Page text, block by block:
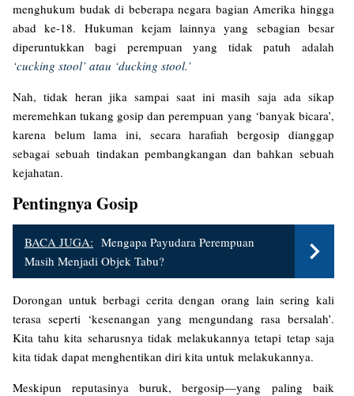
menghukum budak di beberapa negara bagian Amerika hingga
abad ke-18. Hukuman kejam lainnya yang sebagian besar
diperuntukkan bagi perempuan yang tidak patuh adalah
‘cucking stool’ atau ‘ducking stool.’
Nah, tidak heran jika sampai saat ini masih saja ada sikap
meremehkan tukang gosip dan perempuan yang ‘banyak bicara’,
karena belum lama ini, secara harafiah bergosip dianggap
sebagai sebuah tindakan pembangkangan dan bahkan sebuah
kejahatan.
Pentingnya Gosip
BACA JUGA: Mengapa Payudara Perempuan
Masih Menjadi Objek Tabu?
Dorongan untuk berbagi cerita dengan orang lain sering kali
terasa seperti ‘kesenangan yang mengundang rasa bersalah’.
Kita tahu kita seharusnya tidak melakukannya tetapi tetap saja
kita tidak dapat menghentikan diri kita untuk melakukannya.
Meskipun reputasinya buruk, bergosip—yang paling baik